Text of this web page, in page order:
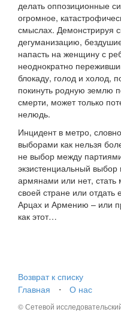
делать оппозиционные
огромное,
смыслах. Демонстрируя
дегуманизацию,
напасть на женщину с
неоднократно
блокаду, голод и холод,
покинуть родную землю
смерти, может только
нелюдь.
Инцидент в метро,
выборами как нельзя
не выбор между
экзистенциальный
армянами или нет, стать
своей стране или
Арцах и Армению – или
как этот…
Возврат к списку
Главная
⋅ О нас
© Сетевой